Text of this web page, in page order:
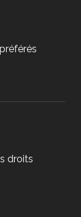
droits